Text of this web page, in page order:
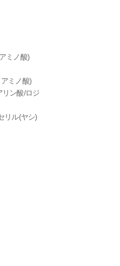
ミノ酸)
ミノ酸)
リン酸/ロジ
リル(ヤシ)